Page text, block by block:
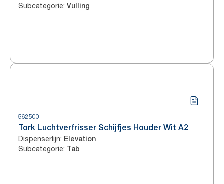
Subcategorie: Vulling
562500
Tork Luchtverfrisser Schijfjes Houder Wit A2
Dispenserlijn: Elevation
Subcategorie: Tab